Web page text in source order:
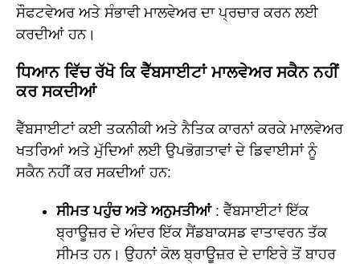
ਸੌਫਟਵੇਅਰ ਅਤੇ ਸੰਭਾਵੀ ਮਾਲਵੇਅਰ ਦਾ ਪ੍ਰਚਾਰ ਕਰਨ ਲਈ
ਕਰਦੀਆਂ ਹਨ।
ਧਿਆਨ ਵਿੱਚ ਰੱਖੋ ਕਿ ਵੈੱਬਸਾਈਟਾਂ ਮਾਲਵੇਅਰ ਸਕੈਨ ਨਹੀਂ
ਕਰ ਸਕਦੀਆਂ
ਵੈੱਬਸਾਈਟਾਂ ਕਈ ਤਕਨੀਕੀ ਅਤੇ ਨੈਤਿਕ ਕਾਰਨਾਂ ਕਰਕੇ ਮਾਲਵੇਅਰ
ਖਤਰਿਆਂ ਅਤੇ ਮੁੱਦਿਆਂ ਲਈ ਉਪਭੋਗਤਾਵਾਂ ਦੇ ਡਿਵਾਈਸਾਂ ਨੂੰ
ਸਕੈਨ ਨਹੀਂ ਕਰ ਸਕਦੀਆਂ ਹਨ:
ਸੀਮਤ ਪਹੁੰਚ ਅਤੇ ਅਨੁਮਤੀਆਂ: ਵੈੱਬਸਾਈਟਾਂ ਇੱਕ
ਬ੍ਰਾਊਜ਼ਰ ਦੇ ਅੰਦਰ ਇੱਕ ਸੈਂਡਬਾਕਸਡ ਵਾਤਾਵਰਨ ਤੱਕ
ਸੀਮਤ ਹਨ। ਉਹਨਾਂ ਕੋਲ ਬ੍ਰਾਊਜ਼ਰ ਦੇ ਦਾਇਰੇ ਤੋਂ ਬਾਹਰ